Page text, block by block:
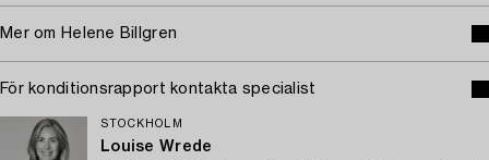
Mer om Helene Billgren
För konditionsrapport kontakta specialist
STOCKHOLM
Louise Wrede